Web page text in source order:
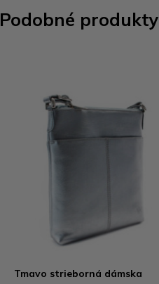
Podobné produkty
Tmavo strieborná dámska